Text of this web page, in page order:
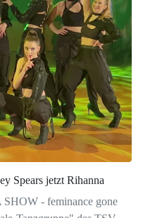
Spears jetzt Rihanna
- feminance gone